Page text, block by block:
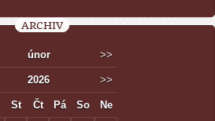
ARCHIV
únor >>
2026 >>
St Čt Pá So Ne